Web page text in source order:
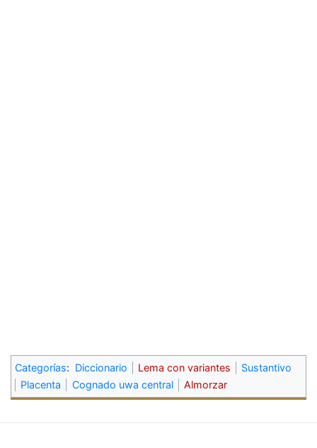
Categorías: Diccionario Lema con variantes
Sustantivo
Placenta
Cognado uwa central Almorzar